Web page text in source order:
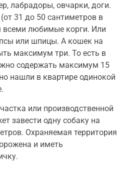
лабрадоры, овчарки, доги.
31 до 50 сантиметров в
всеми любимые корги. Или
или шпицы. А кошек на
максимум три. То есть в
содержать максимум 15
нашли в квартире одинокой
или производственной
завести одну собаку на
Охраняемая территория
и иметь